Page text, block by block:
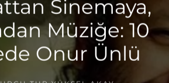
Sinemaya,
Müziğe: 10
Onur Ünlü